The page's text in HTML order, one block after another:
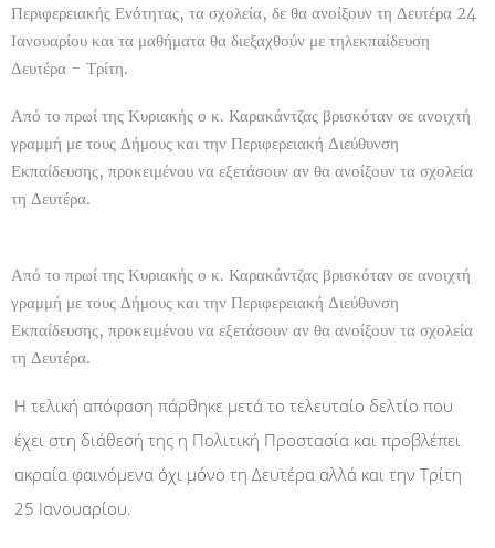
Περιφερειακής Ενότητας, τα σχολεία, δε θα ανοίξουν τη Δευτέρα 24
Ιανουαρίου και τα μαθήματα θα διεξαχθούν με τηλεκπαίδευση
Δευτέρα - Τρίτη.
Από το πρωί της Κυριακής ο κ. Καρακάντζας βρισκόταν σε ανοιχτή
γραμμή με τους Δήμους και την Περιφερειακή Διεύθυνση
Εκπαίδευσης, προκειμένου να εξετάσουν αν θα ανοίξουν τα σχολεία
τη Δευτέρα.
Από το πρωί της Κυριακής ο κ. Καρακάντζας βρισκόταν σε ανοιχτή
γραμμή με τους Δήμους και την Περιφερειακή Διεύθυνση
Εκπαίδευσης, προκειμένου να εξετάσουν αν θα ανοίξουν τα σχολεία
τη Δευτέρα.
Η τελική απόφαση πάρθηκε μετά το τελευταίο δελτίο που
έχει στη διάθεσή της η Πολιτική Προστασία και προβλέπει
ακραία φαινόμενα όχι μόνο τη Δευτέρα αλλά και την Τρίτη
25 Ιανουαρίου.